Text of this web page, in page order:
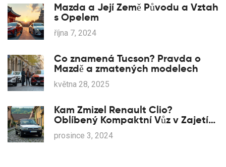
Mazda a Její Země Původu a Vztah
s Opelem
října 7, 2024
Co znamená Tucson? Pravda o
Mazdě a zmatených modelech
května 28, 2025
Kam Zmizel Renault Clio?
Oblíbený Kompaktní Vůz v Zajetí
Nových Trendů
prosince 3, 2024